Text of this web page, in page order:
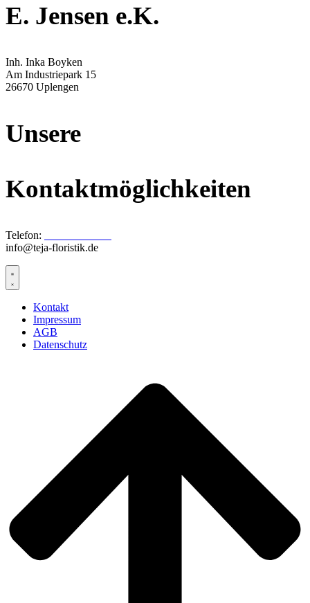
E. Jensen e.K.
Inh. Inka Boyken
Am Industriepark 15
26670 Uplengen
Unsere
Kontaktmöglichkeiten
Telefon:
info@teja-floristik.de
Kontakt
Impressum
AGB
Datenschutz